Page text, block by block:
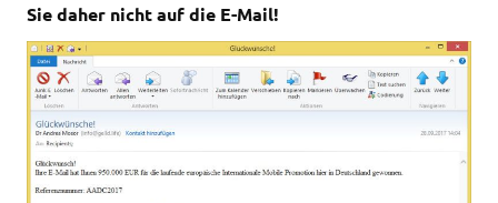
Sie daher nicht auf die E-Mail!